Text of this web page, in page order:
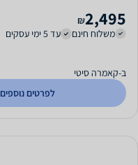
2,495
₪
משלוח חינם
עד 5 ימי עסקים
ב-קאמרה סיטי
לפרטים נוספים